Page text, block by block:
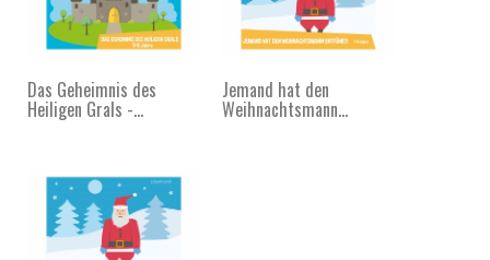
Das Geheimnis des
Heiligen Grals -...
Jemand hat den
Weihnachtsmann...